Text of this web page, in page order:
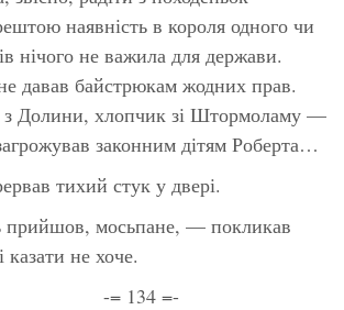
наявність в короля одного чи
нічого не важила для держави.
давав байстрюкам жодних прав.
з Долини, хлопчик зі Штормоламу —
законним дітям Роберта…
тихий стук у двері.
мосьпане, — покликав
не хоче.
-= 134 =-